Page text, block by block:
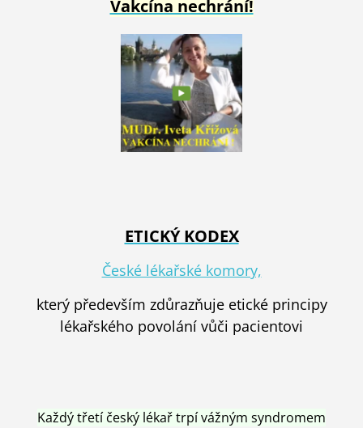
Vakcína nechrání!
ETICKÝ KODEX
České lékařské komory,
který především zdůrazňuje etické principy
lékařského povolání vůči pacientovi
Každý třetí český lékař trpí vážným syndromem